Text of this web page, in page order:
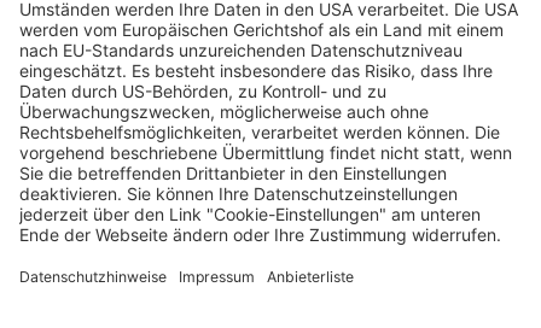
Frauentag in Freiburg mit zahlreichen
Veranstaltungen
Wochenbericht 06.03.2024